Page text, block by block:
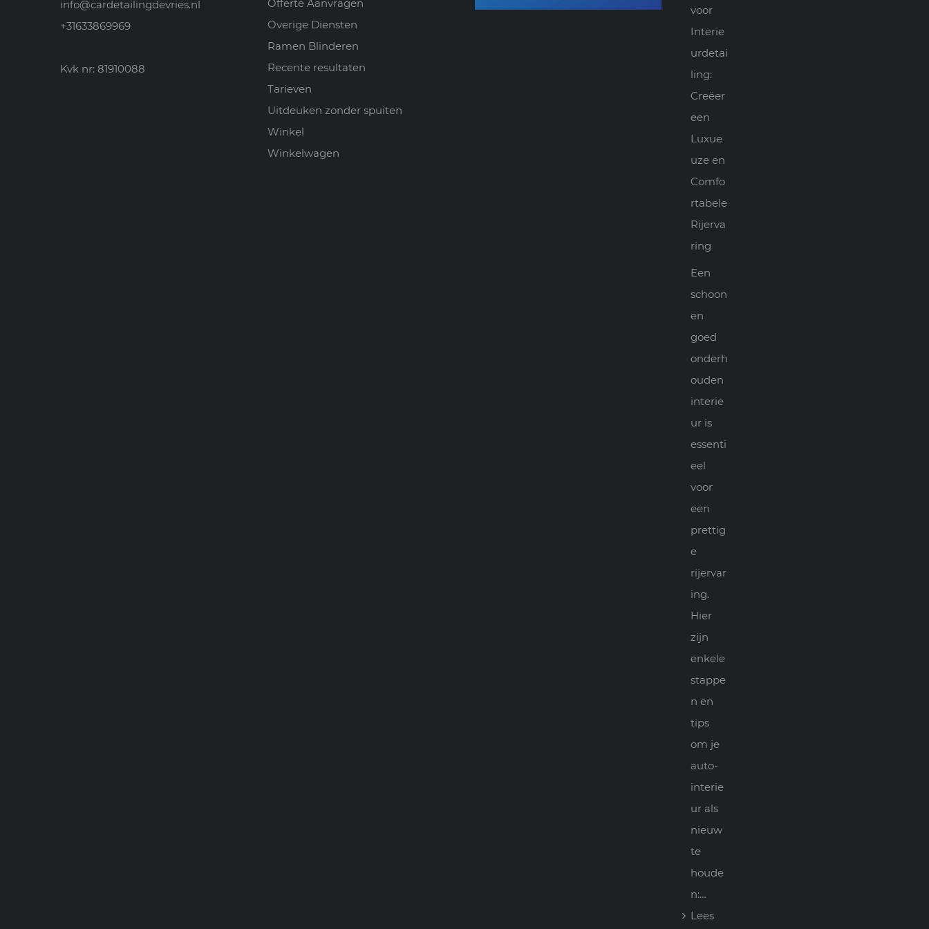
info@cardetailingdevries.nl
+31633869969
Kvk nr: 81910088
Offerte Aanvragen
Overige Diensten
Ramen Blinderen
Recente resultaten
Tarieven
Uitdeuken zonder spuiten
Winkel
Winkelwagen
voor
Interie
urdetai
ling:
Creëer
een
Luxue
uze en
Comfo
rtabele
Rijerva
ring
Een
schoon
en
goed
onderh
ouden
interie
ur is
essenti
eel
voor
een
prettig
e
rijervar
ing.
Hier
zijn
enkele
stappe
n en
tips
om je
auto-
interie
ur als
nieuw
te
houde
n:…
Lees